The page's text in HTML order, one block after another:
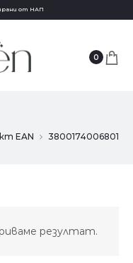
от НАП
0
EAN 3800174006801
резултат.